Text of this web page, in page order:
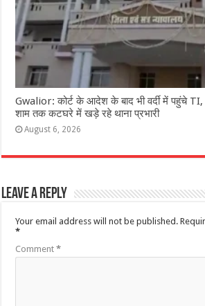
Gwalior: कोर्ट के आदेश के बाद भी वर्दी में पहुंचे
शाम तक कटघरे में खड़े रहे थाना प्रभारी
August 6, 2026
Leave a Reply
Your email address will not be published.
*
Comment*